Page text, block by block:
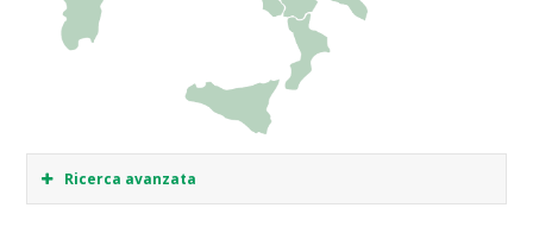
Ricerca avanzata